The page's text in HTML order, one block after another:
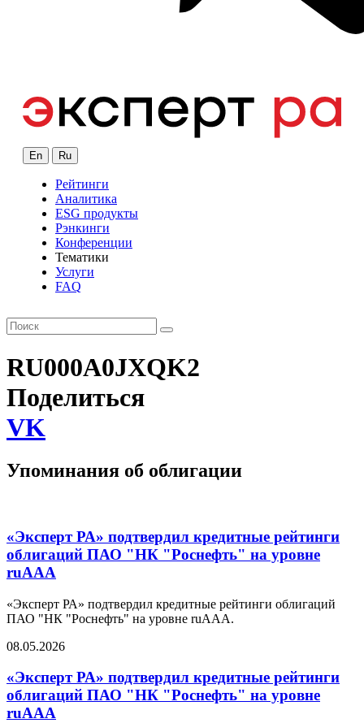
En Ru
Рейтинги
Аналитика
ESG продукты
Рэнкинги
Конференции
Тематики
Услуги
FAQ
RU000A0JXQK2
Поделиться
VK
Упоминания об облигации
«Эксперт РА» подтвердил кредитные рейтинги
облигаций ПАО "НК "Роснефть" на уровне
ruAAA
«Эксперт РА» подтвердил кредитные рейтинги облигаций
ПАО "НК "Роснефть" на уровне ruAAA.
08.05.2026
«Эксперт РА» подтвердил кредитные рейтинги
облигаций ПАО "НК "Роснефть" на уровне
ruAAA